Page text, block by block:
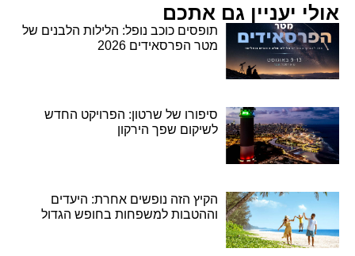
אולי יעניין גם אתכם
תופסים כוכב נופל: הלילות הלבנים של
מטר הפרסאידים 2026
סיפורו של שרטון: הפרויקט החדש
לשיקום שפך הירקון
הקיץ הזה נופשים אחרת: היעדים
וההטבות למשפחות בחופש הגדול